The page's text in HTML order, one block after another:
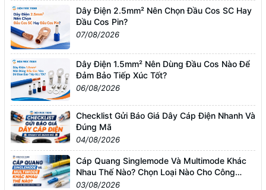
Dây Điện 2.5mm² Nên Chọn Đầu Cos SC Hay
Đầu Cos Pin?
07/08/2026
Dây Điện 1.5mm² Nên Dùng Đầu Cos Nào Để
Đảm Bảo Tiếp Xúc Tốt?
06/08/2026
Checklist Gửi Báo Giá Dây Cáp Điện Nhanh Và
Đúng Mã
04/08/2026
Cáp Quang Singlemode Và Multimode Khác
Nhau Thế Nào? Chọn Loại Nào Cho Công
Trình?
03/08/2026